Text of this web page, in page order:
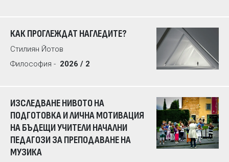
КАК ПРОГЛЕЖДАТ НАГЛЕДИТЕ?
Стилиян Йотов
Философия - 2026 / 2
ИЗСЛЕДВАНЕ НИВОТО НА
ПОДГОТОВКА И ЛИЧНА МОТИВАЦИЯ
НА БЪДЕЩИ УЧИТЕЛИ НАЧАЛНИ
ПЕДАГОЗИ ЗА ПРЕПОДАВАНЕ НА
МУЗИКА